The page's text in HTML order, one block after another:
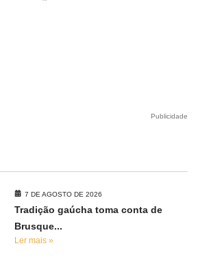
Publicidade
7 DE AGOSTO DE 2026
Tradição gaúcha toma conta de
Brusque...
Ler mais »